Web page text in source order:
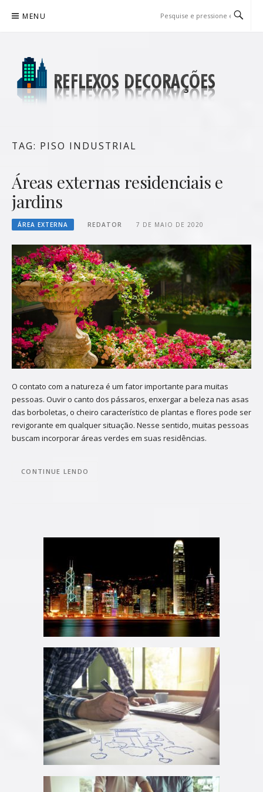
para
MENU
TAG: PISO INDUSTRIAL
Áreas externas residenciais e
jardins
ÁREA EXTERNA REDATOR 7 DE MAIO DE 2020
O contato com a natureza é um fator importante para muitas
pessoas. Ouvir o canto dos pássaros, enxergar a beleza nas asas
das borboletas, o cheiro característico de plantas e flores pode ser
revigorante em qualquer situação. Nesse sentido, muitas pessoas
buscam incorporar áreas verdes em suas residências.
CONTINUE LENDO